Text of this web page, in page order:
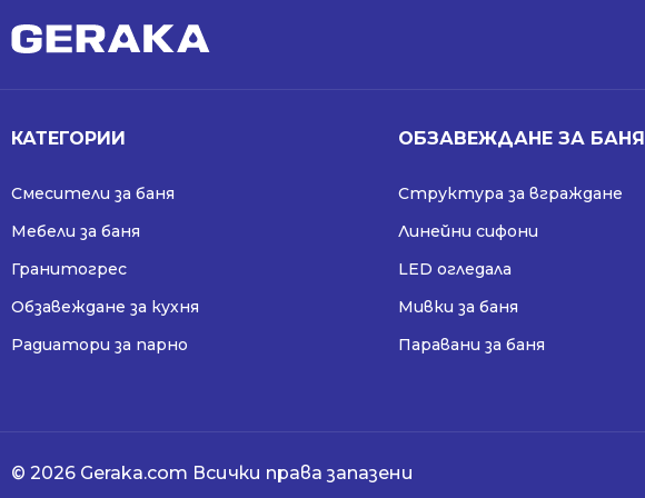
КАТЕГОРИИ
Смесители за баня
Мебели за баня
Гранитогрес
Обзавеждане за кухня
Радиатори за парно
ОБЗАВЕЖДАНЕ ЗА БАНЯ
Структура за вграждане
Линейни сифони
LED огледала
Мивки за баня
Паравани за баня
© 2026 Geraka.com Всички права запазени